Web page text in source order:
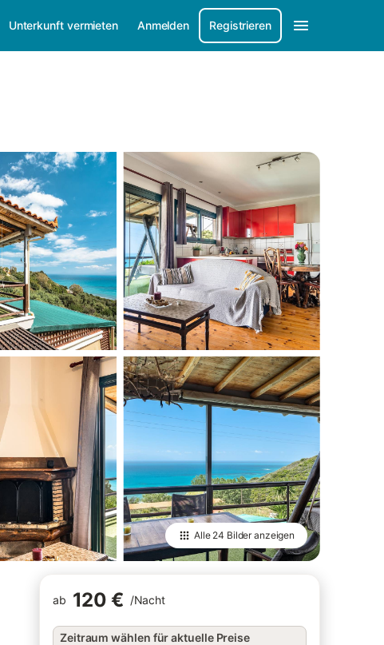
Unterkunft vermieten Anmelden Registrieren
Alle 24 Bilderanzeigen
ab 120 € /Nacht
Zeitraum wählen für aktuelle Preise